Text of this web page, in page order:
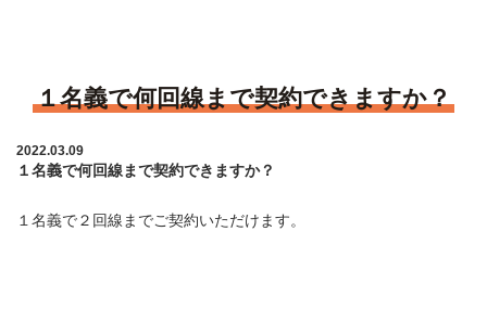
１名義で何回線まで契約できますか？
2022.03.09
１名義で何回線まで契約できますか？
１名義で２回線までご契約いただけます。